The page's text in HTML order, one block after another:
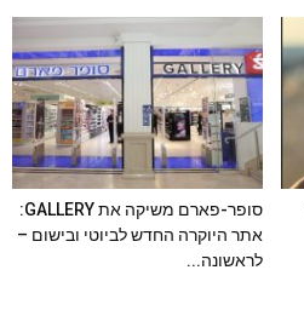
סופר-פארם משיקה את GALLERY:
אתר היוקרה החדש לביוטי ובישום –
לראשונה...